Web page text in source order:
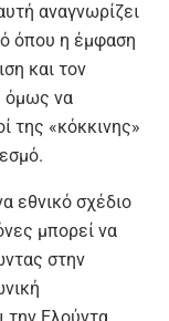
αναγνωρίζει
όπου η έμφαση
και τον
όμως να
της «κόκκινης»
εθνικό σχέδιο
μπορεί να
στην